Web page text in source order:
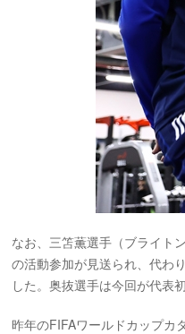
なお、三笘薫選手（ブライト
の活動参加が見送られ、代わ
した。奥抜選手は今回が代表
昨年のFIFAワールドカップカ